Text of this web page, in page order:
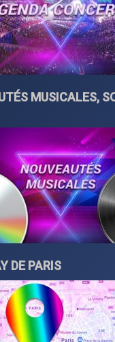
MUSICALES,
DE PARIS